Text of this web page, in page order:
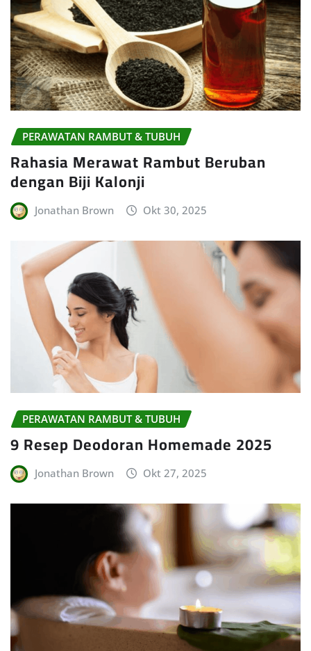
PERAWATAN RAMBUT & TUBUH
Rahasia Merawat Rambut Beruban
dengan Biji Kalonji
Jonathan Brown Okt 30, 2025
PERAWATAN RAMBUT & TUBUH
9 Resep Deodoran Homemade 2025
Jonathan Brown Okt 27, 2025